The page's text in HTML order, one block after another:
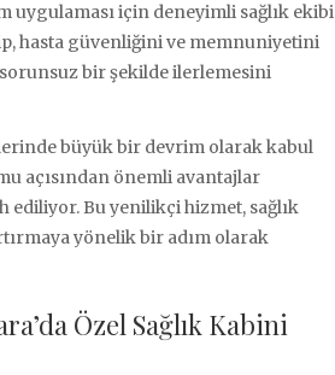
uygulaması için deneyimli sağlık ekibi
hasta güvenliğini ve memnuniyetini
bir şekilde ilerlemesini
büyük bir devrim olarak kabul
açısından önemli avantajlar
ediliyor. Bu yenilikçi hizmet, sağlık
yönelik bir adım olarak
Özel Sağlık Kabini